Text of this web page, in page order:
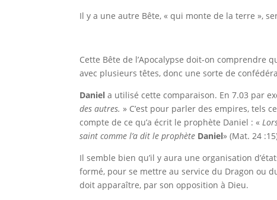
Il y a une autre Bête, « qui monte de la terre »,
Cette Bête de l’Apocalypse doit-on comprendre
avec plusieurs têtes, donc une sorte de
Daniel a utilisé cette comparaison. En 7.03 par
des autres.» C’est pour parler des empires, tels
compte de ce qu’a écrit le prophète Daniel : «
saint comme l’a dit le prophète Daniel» (Mat. 24
Il semble bien qu’il y aura une organisation
formé, pour se mettre au service du Dragon ou
doit apparaître, par son opposition à Dieu.